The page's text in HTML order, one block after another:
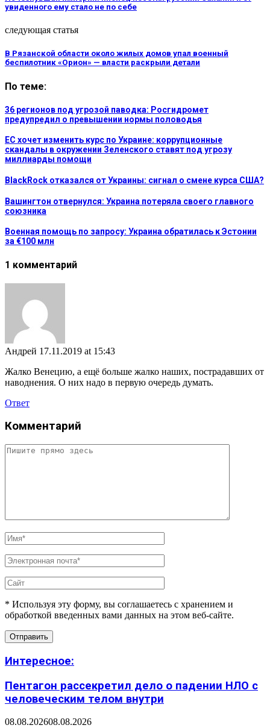
увиденного ему стало не по себе
следующая статья
В Рязанской области около жилых домов упал военный
беспилотник «Орион» — власти раскрыли детали
По теме:
36 регионов под угрозой паводка: Росгидромет
предупредил о превышении нормы половодья
ЕС хочет изменить курс по Украине: коррупционные
скандалы в окружении Зеленского ставят под угрозу
миллиарды помощи
BlackRock отказался от Украины: сигнал о смене курса США?
Вашингтон отвернулся: Украина потеряла своего главного
союзника
Военная помощь по запросу: Украина обратилась к Эстонии
за €100 млн
1 комментарий
Андрей 17.11.2019 at 15:43
Жалко Венецию, а ещё больше жалко наших, пострадавших от
наводнения. О них надо в первую очередь думать.
Ответ
Комментарий
* Используя эту форму, вы соглашаетесь с хранением и
обработкой введенных вами данных на этом веб-сайте.
Интересное:
Пентагон рассекретил дело о падении НЛО с
человеческим телом внутри
08.08.202608.08.2026